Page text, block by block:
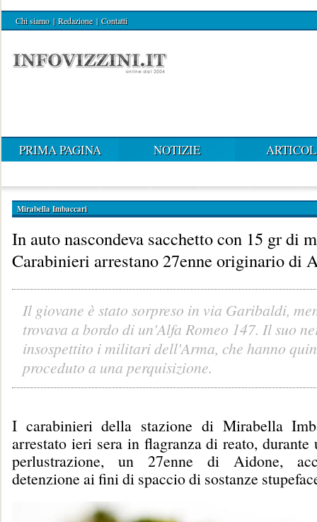
Chi siamo | Redazione | Contatti
PRIMA PAGINA NOTIZIE
Mirabella Imbaccari
In auto nascondeva sacchetto con 15 gr di
Carabinieri arrestano 27enne originario di
Il giovane è stato sorpreso in via Garibaldi,
trovava a bordo di un'Alfa Romeo 147. Il suo
insospettito i militari dell'Arma, che hanno
proceduto a una perquisizione.
I carabinieri della stazione di Mirabella
arrestato ieri sera in flagranza di reato,
perlustrazione, un 27enne di Aidone,
detenzione ai fini di spaccio di sostanze